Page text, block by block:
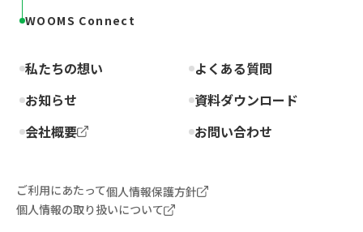
WOOMS Connect
私たちの想い
よくある質問
お知らせ
資料ダウンロード
お問い合わせ
会社概要
ご利用にあたって個人情報保護方針
個人情報の取り扱いについて